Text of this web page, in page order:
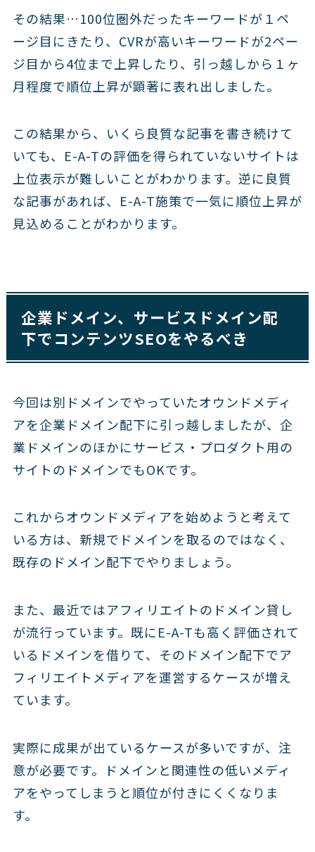
その結果…100位圏外だったキーワードが１ペ
ージ目にきたり、CVRが高いキーワードが2ペー
ジ目から4位まで上昇したり、引っ越しから１ヶ
月程度で順位上昇が顕著に表れ出しました。
この結果から、いくら良質な記事を書き続けて
いても、E-A-Tの評価を得られていないサイトは
上位表示が難しいことがわかります。逆に良質
な記事があれば、E-A-T施策で一気に順位上昇が
見込めることがわかります。
企業ドメイン、サービスドメイン配
下でコンテンツSEOをやるべき
今回は別ドメインでやっていたオウンドメディ
アを企業ドメイン配下に引っ越しましたが、企
業ドメインのほかにサービス・プロダクト用の
サイトのドメインでもOKです。
これからオウンドメディアを始めようと考えて
いる方は、新規でドメインを取るのではなく、
既存のドメイン配下でやりましょう。
また、最近ではアフィリエイトのドメイン貸し
が流行っています。既にE-A-Tも高く評価されて
いるドメインを借りて、そのドメイン配下でア
フィリエイトメディアを運営するケースが増え
ています。
実際に成果が出ているケースが多いですが、注
意が必要です。ドメインと関連性の低いメディ
アをやってしまうと順位が付きにくくなりま
す。